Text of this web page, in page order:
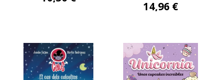
14,96 €